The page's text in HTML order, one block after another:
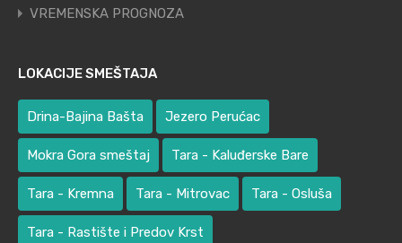
VREMENSKA PROGNOZA
LOKACIJE SMEŠTAJA
Drina-Bajina Bašta Jezero Perućac
Mokra Gora smeštaj Tara - Kaluđerske Bare
Tara - Kremna Tara - Mitrovac Tara - Osluša
Tara - Rastište i Predov Krst